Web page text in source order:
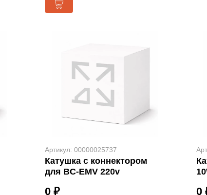
Артикул: 00000025737
Катушка с коннектором
для BC-EMV 220v
0 ₽ 0